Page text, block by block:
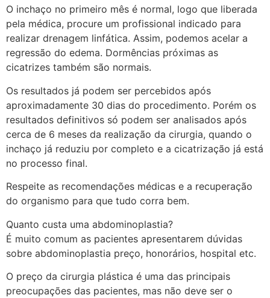
O inchaço no primeiro mês é normal, logo que liberada
pela médica, procure um profissional indicado para
realizar drenagem linfática. Assim, podemos acelar a
regressão do edema. Dormências próximas as
cicatrizes também são normais.
Os resultados já podem ser percebidos após
aproximadamente 30 dias do procedimento. Porém os
resultados definitivos só podem ser analisados após
cerca de 6 meses da realização da cirurgia, quando o
inchaço já reduziu por completo e a cicatrização já está
no processo final.
Respeite as recomendações médicas e a recuperação
do organismo para que tudo corra bem.
Quanto custa uma abdominoplastia?
É muito comum as pacientes apresentarem dúvidas
sobre abdominoplastia preço, honorários, hospital etc.
O preço da cirurgia plástica é uma das principais
preocupações das pacientes, mas não deve ser o